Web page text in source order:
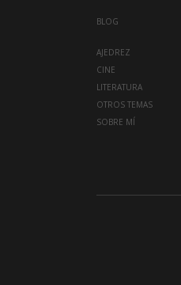
BLOG
AJEDREZ
CINE
LITERATURA
OTROS TEMAS
SOBRE MÍ